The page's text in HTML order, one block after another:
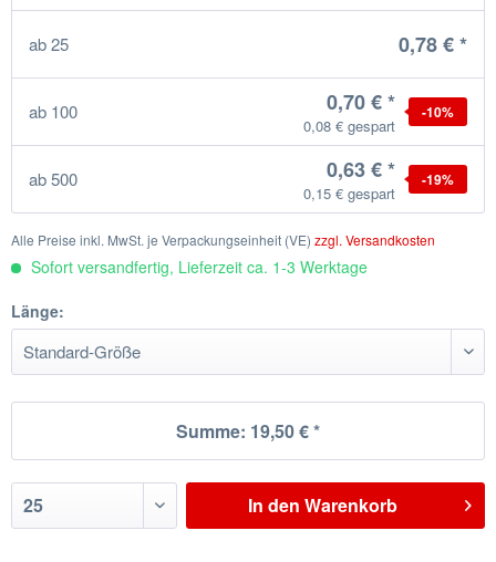
ab25 0,78 € *
ab 100 0,70 € *
0,08 € gespart
-10%
ab500 0,63 € *
0,15 € gespart
-19%
Alle Preise inkl. MwSt. je Verpackungseinheit (VE) zzgl. Versandkosten
Sofort versandfertig, Lieferzeit ca. 1-3 Werktage
Länge:
Summe: 19,50 €*
In den Warenkorb